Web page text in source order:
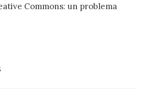
Commons: un problema